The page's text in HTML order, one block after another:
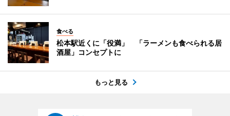
食べる
松本駅近くに「役満」 「ラーメンも食べられる居
酒屋」コンセプトに
もっと見る